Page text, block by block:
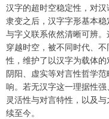
汉字的超时空稳定性，对汉
隶变之后，汉字字形基本
与字义联系依然清晰可辨
穿越时空，被不同时代、
性，维护了以汉字为载体的
阴阳、虚实等对言性哲学
响。若无汉字这一理据性强
灵活性与对言特性，以及
续至今。